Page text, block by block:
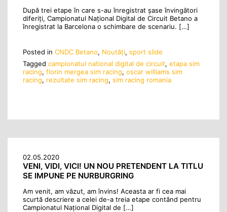
După trei etape în care s-au înregistrat șase învingători
diferiți, Campionatul Național Digital de Circuit Betano a
înregistrat la Barcelona o schimbare de scenariu. […]
Posted in CNDC Betano, Noutăţi, sport slide
Tagged campionatul national digital de circuit, etapa sim
racing, florin mergea sim racing, oscar williams sim
racing, rezultate sim racing, sim racing romania
02.05.2020
VENI, VIDI, VICI! UN NOU PRETENDENT LA TITLU
SE IMPUNE PE NURBURGRING
Am venit, am văzut, am învins! Aceasta ar fi cea mai
scurtă descriere a celei de-a treia etape contând pentru
Campionatul Național Digital de […]